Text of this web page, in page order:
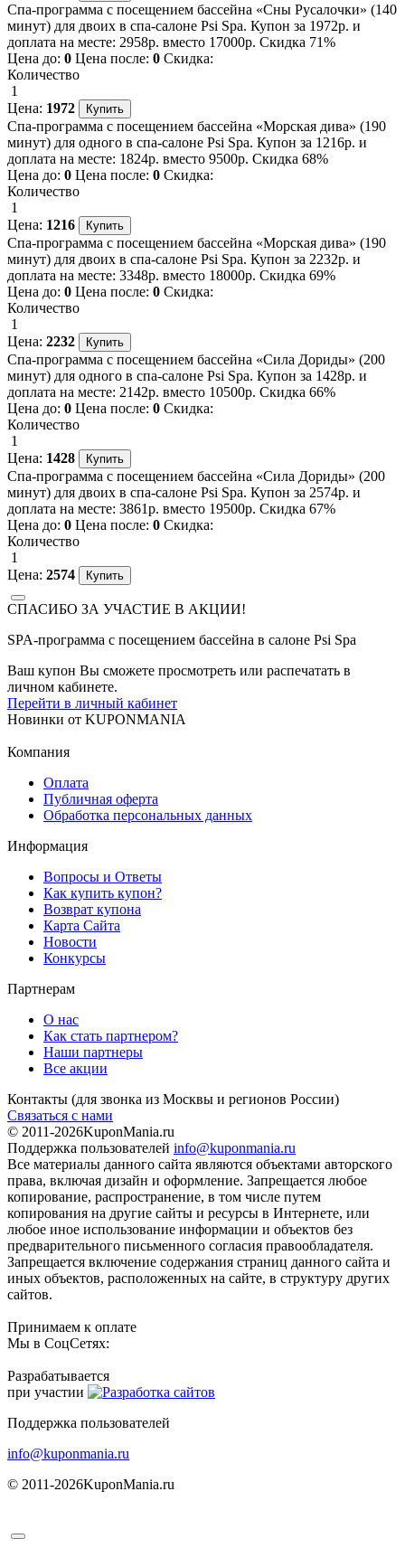
Спа-программа с посещением бассейна «Сны Русалочки» (140
минут) для двоих в спа-салоне Psi Spa. Купон за 1972р. и
доплата на месте: 2958р. вместо 17000р. Скидка 71%
Цена до: 0 Цена после: 0 Скидка:
Количество
1
Цена: 1972
Спа-программа с посещением бассейна «Морская дива» (190
минут) для одного в спа-салоне Psi Spa. Купон за 1216р. и
доплата на месте: 1824р. вместо 9500р. Скидка 68%
Цена до: 0 Цена после: 0 Скидка:
Количество
1
Цена: 1216
Спа-программа с посещением бассейна «Морская дива» (190
минут) для двоих в спа-салоне Psi Spa. Купон за 2232р. и
доплата на месте: 3348р. вместо 18000р. Скидка 69%
Цена до: 0 Цена после: 0 Скидка:
Количество
1
Цена: 2232
Спа-программа с посещением бассейна «Сила Дориды» (200
минут) для одного в спа-салоне Psi Spa. Купон за 1428р. и
доплата на месте: 2142р. вместо 10500р. Скидка 66%
Цена до: 0 Цена после: 0 Скидка:
Количество
1
Цена: 1428
Спа-программа с посещением бассейна «Сила Дориды» (200
минут) для двоих в спа-салоне Psi Spa. Купон за 2574р. и
доплата на месте: 3861р. вместо 19500р. Скидка 67%
Цена до: 0 Цена после: 0 Скидка:
Количество
1
Цена: 2574
СПАСИБО ЗА УЧАСТИЕ В АКЦИИ!
SPA-программа с посещением бассейна в салоне Psi Spa
Ваш купон Вы сможете просмотреть или распечатать в
личном кабинете.
Перейти в личный кабинет
Новинки от KUPONMANIA
Компания
Оплата
Публичная оферта
Обработка персональных данных
Информация
Вопросы и Ответы
Как купить купон?
Возврат купона
Карта Сайта
Новости
Конкурсы
Партнерам
О нас
Как стать партнером?
Наши партнеры
Все акции
Контакты (для звонка из Москвы и регионов России)
Связаться с нами
© 2011-2026KuponMania.ru
Поддержка пользователей info@kuponmania.ru
Все материалы данного сайта являются объектами авторского
права, включая дизайн и оформление. Запрещается любое
копирование, распространение, в том числе путем
копирования на другие сайты и ресурсы в Интернете, или
любое иное использование информации и объектов без
предварительного письменного согласия правообладателя.
Запрещается включение содержания страниц данного сайта и
иных объектов, расположенных на сайте, в структуру других
сайтов.
Принимаем к оплате
Мы в СоцСетях:
Разрабатывается
при участии
Поддержка пользователей
info@kuponmania.ru
© 2011-2026KuponMania.ru